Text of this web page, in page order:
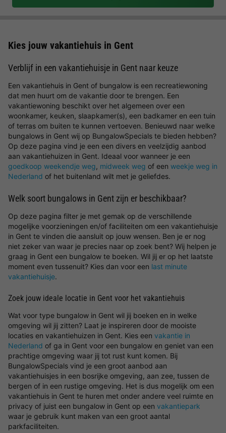
Kies jouw vakantiehuis in Gent
Verblijf in een vakantiehuisje in Gent naar keuze
Een vakantiehuis in Gent of bungalow is een recreatiewoning
dat men huurt om de vakantie door te brengen. Een
vakantiewoning beschikt over het algemeen over een
woonkamer, keuken, slaapkamer(s), een badkamer en een tuin
of terras om buiten te kunnen vertoeven. Benieuwd naar welke
bungalows in Gent wij op BungalowSpecials te bieden hebben?
Op deze pagina vind je een een divers en veelzijdig aanbod
aan vakantiehuizen in Gent. Ideaal voor wanneer je een
goedkoop weekendje weg, midweek weg of een weekje weg in
Nederland of het buitenland wilt met je geliefdes.
Welk soort bungalows in Gent zijn er beschikbaar?
Op deze pagina filter je met gemak op de verschillende
mogelijke voorzieningen en/of faciliteiten om een vakantiehuisje
in Gent te vinden die aansluit op jouw wensen. Ben je er nog
niet zeker van waar je precies naar op zoek bent? Wij helpen je
graag in Gent een bungalow te boeken. Wil jij er op het laatste
moment even tussenuit? Kies dan voor een last minute
vakantiehuisje.
Zoek jouw ideale locatie in Gent voor het vakantiehuis
Wat voor type bungalow in Gent wil jij boeken en in welke
omgeving wil jij zitten? Laat je inspireren door de mooiste
locaties en vakantiehuizen in Gent. Kies een vakantie in
Nederland of ga in Gent voor een bungalow en geniet van een
prachtige omgeving waar jij tot rust kunt komen. Bij
BungalowSpecials vind je een groot aanbod aan
vakantiehuisjes in een bosrijke omgeving, aan zee, tussen de
bergen of in een rustige omgeving. Het is dus mogelijk om een
vakantiehuis in Gent te huren met onder andere veel ruimte en
privacy of juist een bungalow in Gent op een vakantiepark
waar je gebruik kunt maken van een groot aantal
parkfaciliteiten.